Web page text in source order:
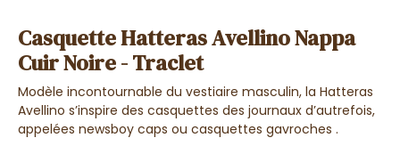
Casquette Hatteras Avellino Nappa
Cuir Noire - Traclet
Modèle incontournable du vestiaire masculin, la Hatteras
Avellino s’inspire des casquettes des journaux d’autrefois,
appelées newsboy caps ou casquettes gavroches .